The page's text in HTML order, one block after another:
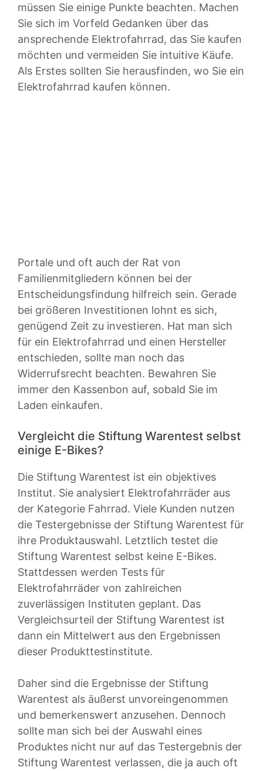
müssen Sie einige Punkte beachten. Machen
Sie sich im Vorfeld Gedanken über das
ansprechende Elektrofahrrad, das Sie kaufen
möchten und vermeiden Sie intuitive Käufe.
Als Erstes sollten Sie herausfinden, wo Sie ein
Elektrofahrrad kaufen können.
Portale und oft auch der Rat von
Familienmitgliedern können bei der
Entscheidungsfindung hilfreich sein. Gerade
bei größeren Investitionen lohnt es sich,
genügend Zeit zu investieren. Hat man sich
für ein Elektrofahrrad und einen Hersteller
entschieden, sollte man noch das
Widerrufsrecht beachten. Bewahren Sie
immer den Kassenbon auf, sobald Sie im
Laden einkaufen.
Vergleicht die Stiftung Warentest selbst
einige E-Bikes?
Die Stiftung Warentest ist ein objektives
Institut. Sie analysiert Elektrofahrräder aus
der Kategorie Fahrrad. Viele Kunden nutzen
die Testergebnisse der Stiftung Warentest für
ihre Produktauswahl. Letztlich testet die
Stiftung Warentest selbst keine E-Bikes.
Stattdessen werden Tests für
Elektrofahrräder von zahlreichen
zuverlässigen Instituten geplant. Das
Vergleichsurteil der Stiftung Warentest ist
dann ein Mittelwert aus den Ergebnissen
dieser Produkttestinstitute.
Daher sind die Ergebnisse der Stiftung
Warentest als äußerst unvoreingenommen
und bemerkenswert anzusehen. Dennoch
sollte man sich bei der Auswahl eines
Produktes nicht nur auf das Testergebnis der
Stiftung Warentest verlassen, die ja auch oft